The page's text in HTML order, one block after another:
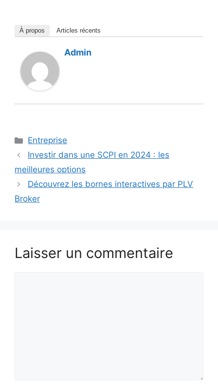
À propos Articles récents
Admin
Catégories
Entreprise
Investir dans une SCPI en 2024 : les
meilleures options
Découvrez les bornes interactives par PLV
Broker
Laisser un commentaire